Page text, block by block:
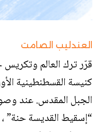
العندليب الصامت
قرّر ترك العالم وتكريس
كنيسة القسطنطينية
الجبل المقدس. عند
“إسقيط القديسة